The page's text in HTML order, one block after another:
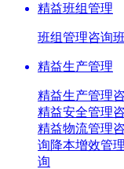
精益班组管理
班组管理咨询
精益生产管理
精益生产管理
精益安全管理
精益物流管理
询降本增效管
询